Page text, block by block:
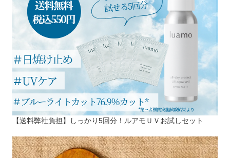
【送料弊社負担】しっかり5回分！ルアモＵＶお試しセット